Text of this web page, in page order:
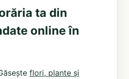
ta din
online în
flori, plante și